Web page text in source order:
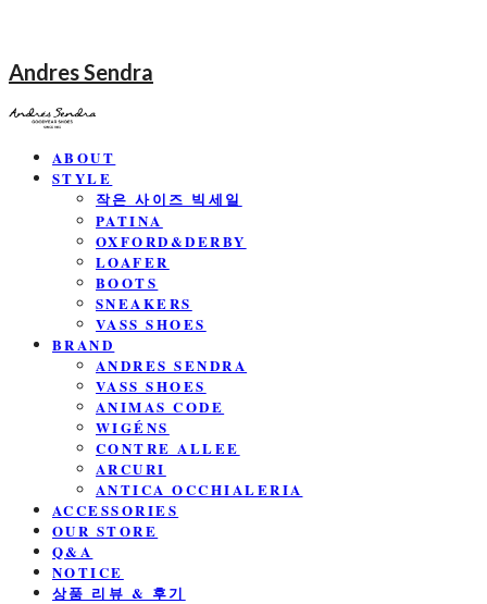
Andres Sendra
ABOUT
STYLE
작은 사이즈 빅세일
PATINA
OXFORD&DERBY
LOAFER
BOOTS
SNEAKERS
VASS SHOES
BRAND
ANDRES SENDRA
VASS SHOES
ANIMAS CODE
WIGÉNS
CONTRE ALLEE
ARCURI
ANTICA OCCHIALERIA
ACCESSORIES
OUR STORE
Q&A
NOTICE
상품 리뷰 & 후기